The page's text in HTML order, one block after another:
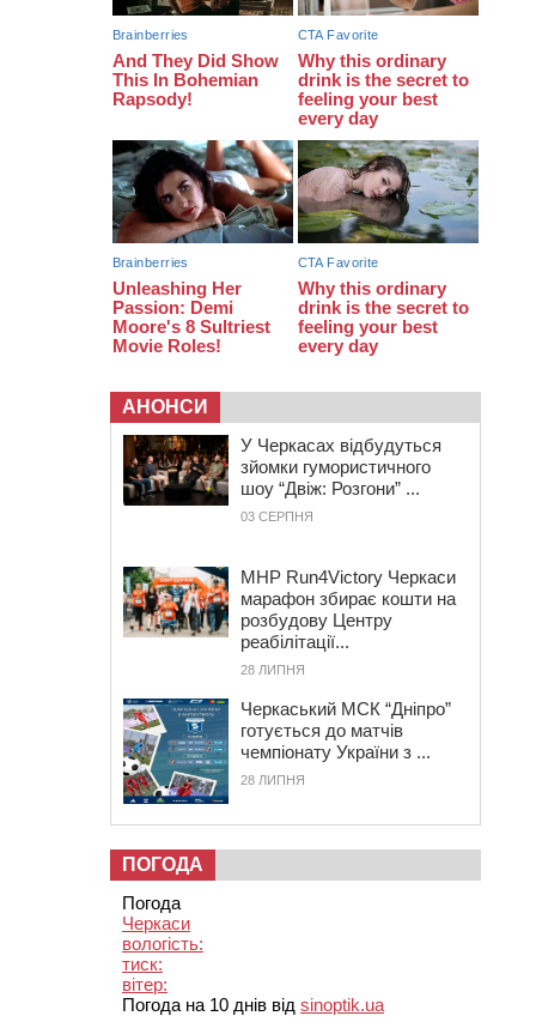
20:00 Педагогів Черкас запрошують на
зустріч із переможцем Global
Teacher Prize Ukraine 2023
19:24
У Черкасах водійка протаранила
Duster, коли здавала назад
АНОНСИ
У Черкасах відбудуться
зйомки гумористичного
шоу “Двіж: Розгони” ...
03 СЕРПНЯ
MHP Run4Victory Черкаси
марафон збирає кошти на
розбудову Центру
реабілітації...
28 ЛИПНЯ
Черкаський МСК “Дніпро”
готується до матчів
чемпіонату України з ...
28 ЛИПНЯ
ПОГОДА
Погода
Черкаси
вологість:
тиск:
вітер:
Погода на 10 днів від sinoptik.ua